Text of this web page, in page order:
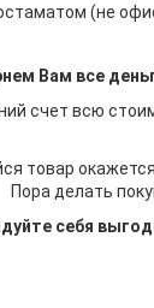
(не
Вам все
счет всю
товар
Пора делать
себя